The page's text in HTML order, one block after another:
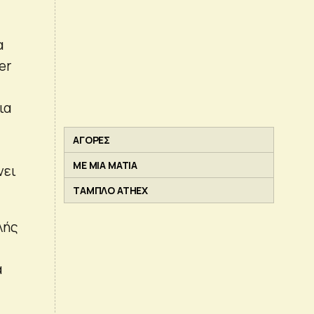
ΑΓΟΡΕΣ
ΜΕ ΜΙΑ ΜΑΤΙΑ
ΤΑΜΠΛΟ ATHEX